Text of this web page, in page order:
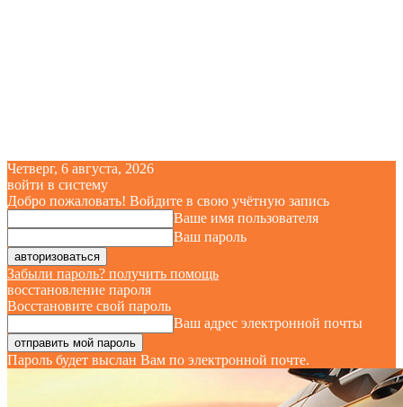
Четверг, 6 августа, 2026
войти в систему
Добро пожаловать! Войдите в свою учётную запись
Ваше имя пользователя
Ваш пароль
Забыли пароль? получить помощь
восстановление пароля
Восстановите свой пароль
Ваш адрес электронной почты
Пароль будет выслан Вам по электронной почте.